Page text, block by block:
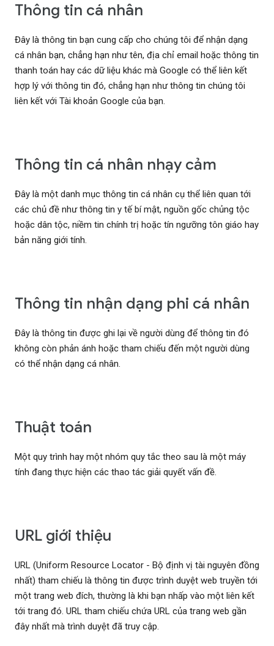
Thông tin cá nhân
Đây là thông tin bạn cung cấp cho chúng tôi để nhận dạng
cá nhân bạn, chẳng hạn như tên, địa chỉ email hoặc thông tin
thanh toán hay các dữ liệu khác mà Google có thể liên kết
hợp lý với thông tin đó, chẳng hạn như thông tin chúng tôi
liên kết với Tài khoản Google của bạn.
Thông tin cá nhân nhạy cảm
Đây là một danh mục thông tin cá nhân cụ thể liên quan tới
các chủ đề như thông tin y tế bí mật, nguồn gốc chủng tộc
hoặc dân tộc, niềm tin chính trị hoặc tín ngưỡng tôn giáo hay
bản năng giới tính.
Thông tin nhận dạng phi cá nhân
Đây là thông tin được ghi lại về người dùng để thông tin đó
không còn phản ánh hoặc tham chiếu đến một người dùng
có thể nhận dạng cá nhân.
Thuật toán
Một quy trình hay một nhóm quy tắc theo sau là một máy
tính đang thực hiện các thao tác giải quyết vấn đề.
URL giới thiệu
URL (Uniform Resource Locator - Bộ định vị tài nguyên đồng
nhất) tham chiếu là thông tin được trình duyệt web truyền tới
một trang web đích, thường là khi bạn nhấp vào một liên kết
tới trang đó. URL tham chiếu chứa URL của trang web gần
đây nhất mà trình duyệt đã truy cập.